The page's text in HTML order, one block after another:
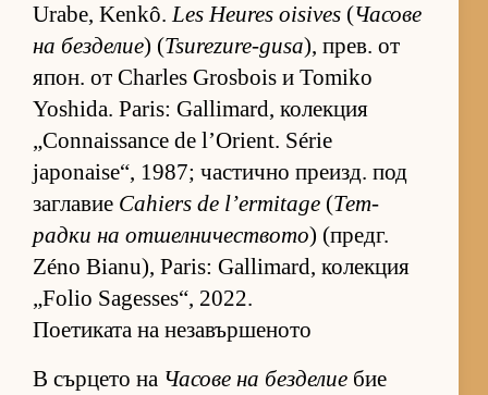
Urabe, Kenkô.Les Heures oisives (Ча­сове
на без­де­лие) (Tsurezure-gusa), прев. от
япон. от Charles Grosbois и Tomiko
Yoshida. Paris: Gallimard, ко­лек­ция
„Connaissance de l’Orient. Série
japonaise“, 1987; час­тично пре­изд. под
заг­ла­вие Cahiers de l’ermitage (Тет­
радки на от­шел­ни­чес­т­вото) (предг.
Zéno Bianu), Paris: Gallimard, ко­лек­ция
„Folio Sagesses“, 2022.
Поетиката на незавършеното
В сър­цето на Ча­сове на без­де­лие бие